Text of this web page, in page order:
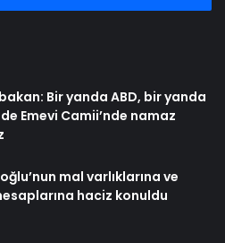
Bir yanda ABD, bir yanda
Emevi Camii’nde namaz
mal varlıklarına ve
haciz konuldu